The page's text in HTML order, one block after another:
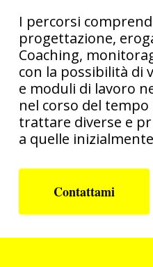
I percorsi
progettazione,
Coaching,
con la possibilità di
e moduli di lavoro
nel corso del
trattare diverse e
a quelle
Contattami